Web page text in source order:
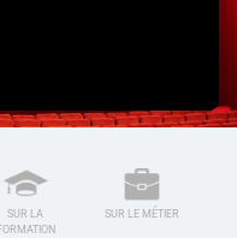
SUR LA
SUR LE MÉTIER